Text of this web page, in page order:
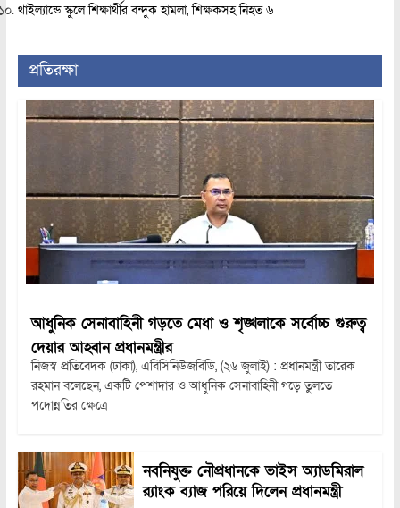
থাইল্যান্ডে স্কুলে শিক্ষার্থীর বন্দুক হামলা, শিক্ষকসহ নিহত ৬
প্রতিরক্ষা
আধুনিক সেনাবাহিনী গড়তে মেধা ও শৃঙ্খলাকে সর্বোচ্চ গুরুত্ব
দেয়ার আহ্বান প্রধানমন্ত্রীর
নিজস্ব প্রতিবেদক (ঢাকা), এবিসিনিউজবিডি, (২৬ জুলাই) : প্রধানমন্ত্রী তারেক
রহমান বলেছেন, একটি পেশাদার ও আধুনিক সেনাবাহিনী গড়ে তুলতে
পদোন্নতির ক্ষেত্রে
নবনিযুক্ত নৌপ্রধানকে ভাইস অ্যাডমিরাল
র‍্যাংক ব্যাজ পরিয়ে দিলেন প্রধানমন্ত্রী